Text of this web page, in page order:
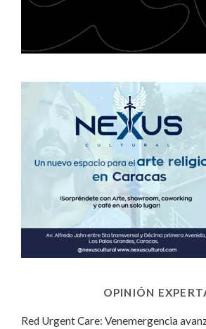
OPINIÓN
Red Urgent Care: Venemergencia